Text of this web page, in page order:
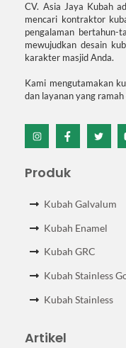
CV. Asia Jaya Kubah
mencari kontraktor
pengalaman
mewujudkan desain
karakter masjid Anda.
Kami mengutamakan
dan layanan yang
Icon
Icon
Icon
Produk
Kubah Galvalum
Kubah Enamel
Kubah GRC
Kubah Stainless
Kubah Stainless
Artikel